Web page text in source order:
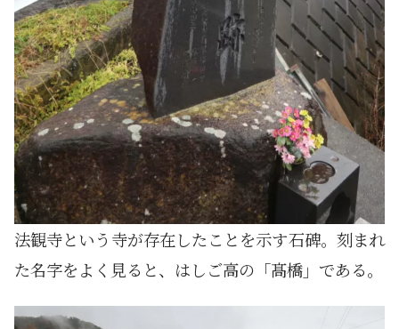
法観寺という寺が存在したことを示す石碑。刻まれ
た名字をよく見ると、はしご高の「髙橋」である。